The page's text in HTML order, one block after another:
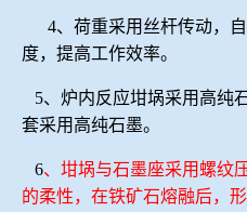
4、荷重采用丝杆传动，
度，提高工作效率。
5、炉内反应坩埚采用高纯
套采用高纯石墨。
6、坩埚与石墨座采用螺纹
的柔性，在铁矿石熔融后，